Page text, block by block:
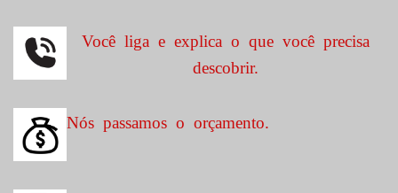
Você liga e explica o que você precisa
descobrir.
Nós passamos o orçamento.